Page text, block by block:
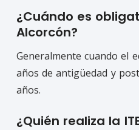
¿Cuándo es
Alcorcón?
Generalmente cuando el
años de antigüedad y
años.
¿Quién realiza la